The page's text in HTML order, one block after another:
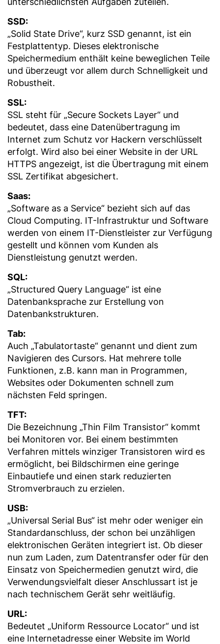
SSD:
„Solid State Drive“, kurz SSD genannt, ist ein
Festplattentyp. Dieses elektronische
Speichermedium enthält keine beweglichen Teile
und überzeugt vor allem durch Schnelligkeit und
Robustheit.
SSL:
SSL steht für „Secure Sockets Layer“ und
bedeutet, dass eine Datenübertragung im
Internet zum Schutz vor Hackern verschlüsselt
erfolgt. Wird also bei einer Website in der URL
HTTPS angezeigt, ist die Übertragung mit einem
SSL Zertifikat abgesichert.
Saas:
„Software as a Service“ bezieht sich auf das
Cloud Computing. IT-Infrastruktur und Software
werden von einem IT-Dienstleister zur Verfügung
gestellt und können vom Kunden als
Dienstleistung genutzt werden.
SQL:
„Structured Query Language“ ist eine
Datenbanksprache zur Erstellung von
Datenbankstrukturen.
Tab:
Auch „Tabulatortaste“ genannt und dient zum
Navigieren des Cursors. Hat mehrere tolle
Funktionen, z.B. kann man in Programmen,
Websites oder Dokumenten schnell zum
nächsten Feld springen.
TFT:
Die Bezeichnung „Thin Film Transistor“ kommt
bei Monitoren vor. Bei einem bestimmten
Verfahren mittels winziger Transistoren wird es
ermöglicht, bei Bildschirmen eine geringe
Einbautiefe und einen stark reduzierten
Stromverbrauch zu erzielen.
USB:
„Universal Serial Bus“ ist mehr oder weniger ein
Standardanschluss, der schon bei unzähligen
elektronischen Geräten integriert ist. Ob dieser
nun zum Laden, zum Datentransfer oder für den
Einsatz von Speichermedien genutzt wird, die
Verwendungsvielfalt dieser Anschlussart ist je
nach technischem Gerät sehr weitläufig.
URL:
Bedeutet „Uniform Ressource Locator“ und ist
eine Internetadresse einer Website im World